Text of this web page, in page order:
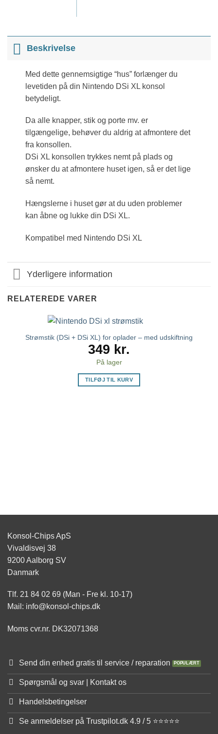
Beskrivelse
Med dette gennemsigtige “hus” forlænger du
levetiden på din Nintendo DSi XL konsol
betydeligt.
Da alle knapper, stik og porte mv. er
tilgængelige, behøver du aldrig at afmontere det
fra konsollen.
DSi XL konsollen trykkes nemt på plads og
ønsker du at afmontere huset igen, så er det lige
så nemt.
Hængslerne i huset gør at du uden problemer
kan åbne og lukke din DSi XL.
Kompatibel med Nintendo DSi XL
Yderligere information
RELATEREDE VARER
Strømstik (DSi + DSi XL) for oplader – med udskiftning
349 kr.
På lager
TILFØJ TIL KURV
Konsol-Chips ApS
Vivaldisvej 38
9200 Aalborg SV
Danmark
Tlf. 21 84 02 69 (Man - Fre kl. 10-17)
Mail: info@konsol-chips.dk
Moms cvr.nr. DK32071368
Send din enhed gratis til service / reparation
Spørgsmål og svar | Kontakt os
Handelsbetingelser
Se anmeldelser på Trustpilot.dk 4.9 / 5 ⭐⭐⭐⭐⭐